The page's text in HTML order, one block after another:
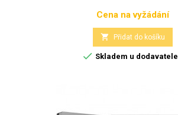
Cena
Cena na vyžádání
 Přidat do košíku
 Skladem u dodavatele